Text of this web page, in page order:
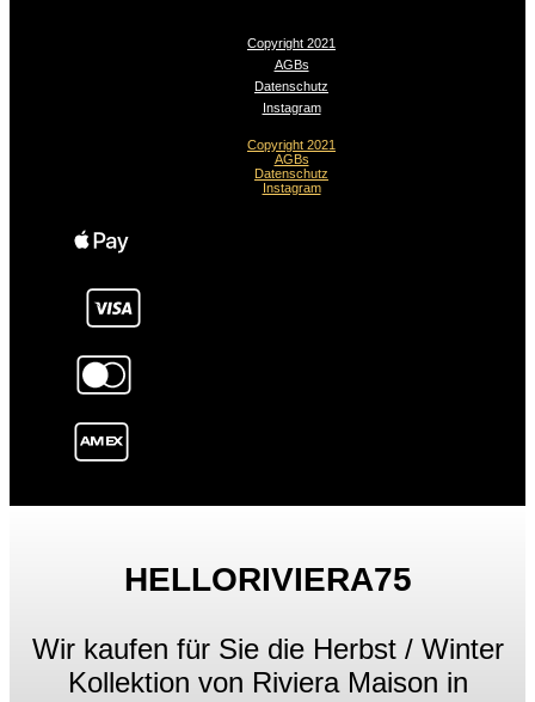
Copyright 2021
AGBs
Datenschutz
Instagram
Copyright 2021
AGBs
Datenschutz
Instagram
HELLORIVIERA75
Wir kaufen für Sie die Herbst / Winter
Kollektion von Riviera Maison in